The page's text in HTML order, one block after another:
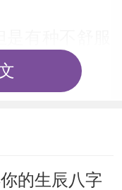
较大，需要
间;
如果出现这
长期得不到
的生辰八字